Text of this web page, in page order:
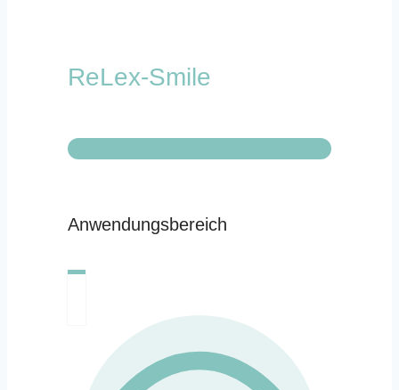
ReLex-Smile
Anwendungsbereich